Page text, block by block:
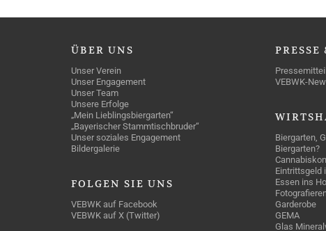
ÜBER UNS
Unser Verein
Unser Engagement
Unser Team
Unsere Erfolge
„Mein Lieblingsbiergarten“
„Bayerischer Stammtischbruder“
Unser soziales Engagement
Bildergalerie
FOLGEN SIE UNS
VEBWK auf Facebook
VEBWK auf X (Twitter)
PRESSE
VEBWK-
Biergarten,
Biergarten?
Eintrittsgeld
Essen ins
Garderobe
GEMA
Glas